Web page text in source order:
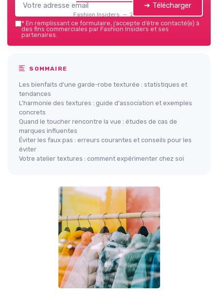
Fashion Insiders — 2026
➔ Télécharger
* En remplissant ce formulaire, j’accepte d’être contacté(e) à
des fins commerciales par Fashion Insiders et ses
partenaires.
SOMMAIRE
Les bienfaits d'une garde-robe texturée : statistiques et
tendances
L'harmonie des textures : guide d'association et exemples
concrets
Quand le toucher rencontre la vue : études de cas de
marques influentes
Éviter les faux pas : erreurs courantes et conseils pour les
éviter
Votre atelier textures : comment expérimenter chez soi